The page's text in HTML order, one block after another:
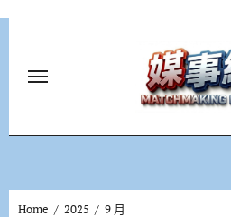
Home 2025
9 月